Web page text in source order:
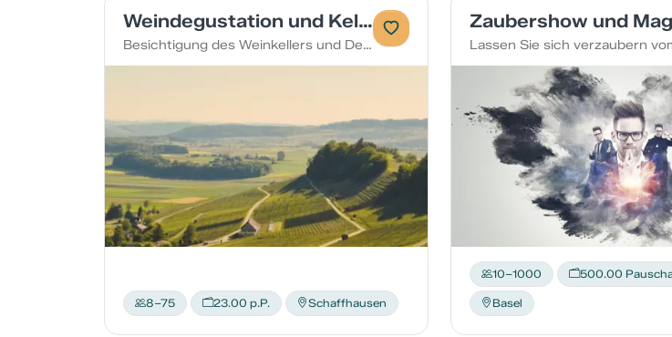
Weindegustation und Kellerführung
Besichtigung des Weinkellers und Degustation
8–75 23.00 p.P. Schaffhausen
Zaubershow und
10–1000 500.00
Basel